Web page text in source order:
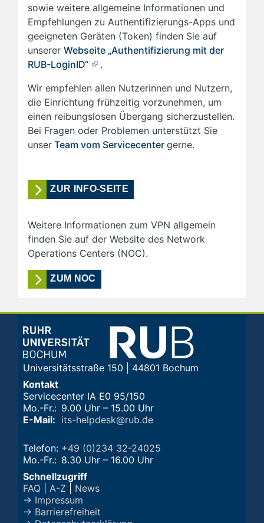
sowie weitere allgemeine Informationen und
Empfehlungen zu Authentifizierungs-Apps und
geeigneten Geräten (Token) finden Sie auf
unserer Webseite „Authentifizierung mit der
RUB-LoginID“
.
Wir empfehlen allen Nutzerinnen und Nutzern,
die Einrichtung frühzeitig vorzunehmen, um
einen reibungslosen Übergang sicherzustellen.
Bei Fragen oder Problemen unterstützt Sie
unser Team vom Servicecenter gerne.
ZUR INFO-SEITE
Weitere Informationen zum VPN allgemein
finden Sie auf der Website des Network
Operations Centers (NOC).
ZUM NOC
Universitätsstraße 150 | 44801 Bochum
Kontakt
Servicecenter IA E0 95/150
Mo.-Fr.: 9.00 Uhr – 15.00 Uhr
E-Mail: its-helpdesk@rub.de
Telefon: +49 (0)234 32-24025
Mo.-Fr.: 8.30 Uhr – 16.00 Uhr
Schnellzugriff
FAQ
A-Z
News
→ Impressum
→ Barrierefreiheit